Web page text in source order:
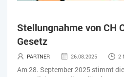
TRENDKOMPASS 2025
USER EXPERIENCE WEBDESIGN
Stellungnahme von CH
Gesetz
PARTNER 26.08.2025 2
Am 28. September 2025 stimmt